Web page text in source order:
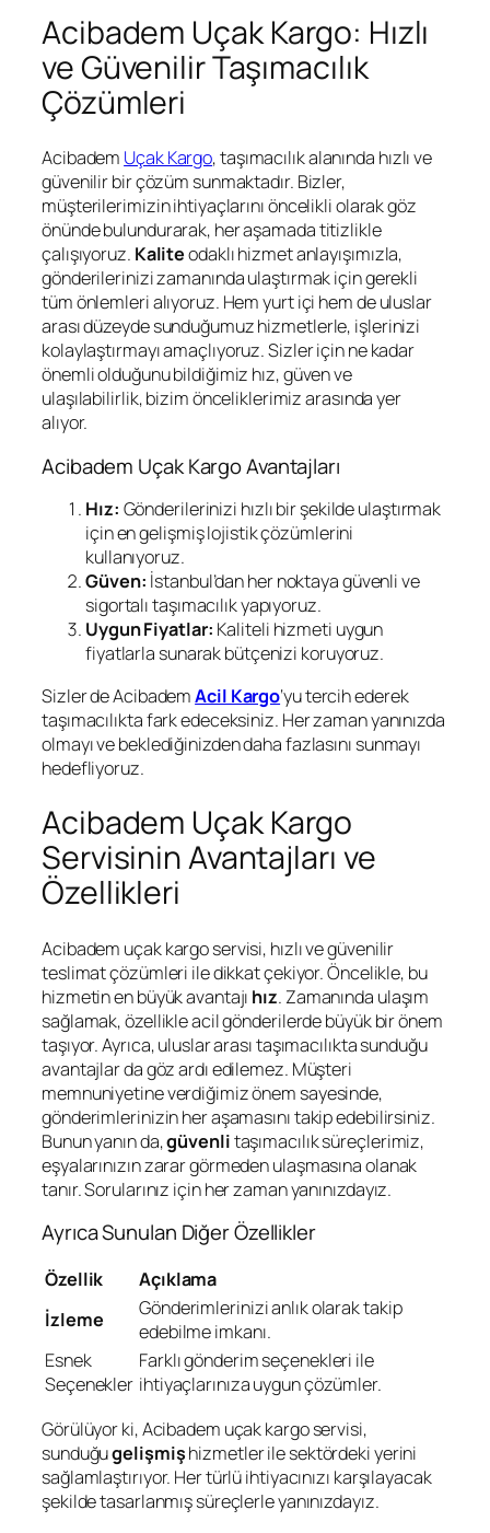
Acibadem Uçak Kargo: Hızlı
ve Güvenilir Taşımacılık
Çözümleri
Acibadem Uçak Kargo, taşımacılık alanında hızlı ve
güvenilir bir çözüm sunmaktadır. Bizler,
müşterilerimizin ihtiyaçlarını öncelikli olarak göz
önünde bulundurarak, her aşamada titizlikle
çalışıyoruz. Kaliteodaklı hizmet anlayışımızla,
gönderilerinizi zamanında ulaştırmak için gerekli
tüm önlemleri alıyoruz. Hem yurt içi hem de uluslar
arası düzeyde sunduğumuz hizmetlerle, işlerinizi
kolaylaştırmayı amaçlıyoruz. Sizler için ne kadar
önemli olduğunu bildiğimiz hız, güven ve
ulaşılabilirlik, bizim önceliklerimiz arasında yer
alıyor.
Acibadem Uçak Kargo Avantajları
Hız: Gönderilerinizi hızlı bir şekilde ulaştırmak
için en gelişmiş lojistik çözümlerini
kullanıyoruz.
Güven: İstanbul’dan her noktaya güvenli ve
sigortalı taşımacılık yapıyoruz.
Uygun Fiyatlar: Kaliteli hizmeti uygun
fiyatlarla sunarak bütçenizi koruyoruz.
Sizler de AcibademAcil Kargo‘yu tercih ederek
taşımacılıkta fark edeceksiniz. Her zaman yanınızda
olmayı ve beklediğinizden daha fazlasını sunmayı
hedefliyoruz.
Acibadem Uçak Kargo
Servisinin Avantajları ve
Özellikleri
Acibadem uçak kargo servisi, hızlı ve güvenilir
teslimat çözümleri ile dikkat çekiyor. Öncelikle, bu
hizmetin en büyük avantajı hız. Zamanında ulaşım
sağlamak, özellikle acil gönderilerde büyük bir önem
taşıyor. Ayrıca, uluslar arası taşımacılıkta sunduğu
avantajlar da göz ardı edilemez. Müşteri
memnuniyetine verdiğimiz önem sayesinde,
gönderimlerinizin her aşamasını takip edebilirsiniz.
Bunun yanın da,güvenlitaşımacılık süreçlerimiz,
eşyalarınızın zarar görmeden ulaşmasına olanak
tanır. Sorularınız için her zaman yanınızdayız.
Ayrıca Sunulan Diğer Özellikler
Özellik
Açıklama
İzleme
Gönderimlerinizi anlık olarak takip
edebilme imkanı.
Esnek
Seçenekler
Farklı gönderim seçenekleri ile
ihtiyaçlarınıza uygun çözümler.
Görülüyor ki, Acibadem uçak kargo servisi,
sunduğugelişmişhizmetler ile sektördeki yerini
sağlamlaştırıyor. Her türlü ihtiyacınızı karşılayacak
şekilde tasarlanmış süreçlerle yanınızdayız.